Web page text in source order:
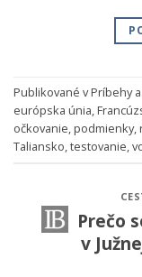
Publikované vPríbehy
európska únia,
očkovanie,podmienky,
Taliansko,testovanie,
Prečo
v